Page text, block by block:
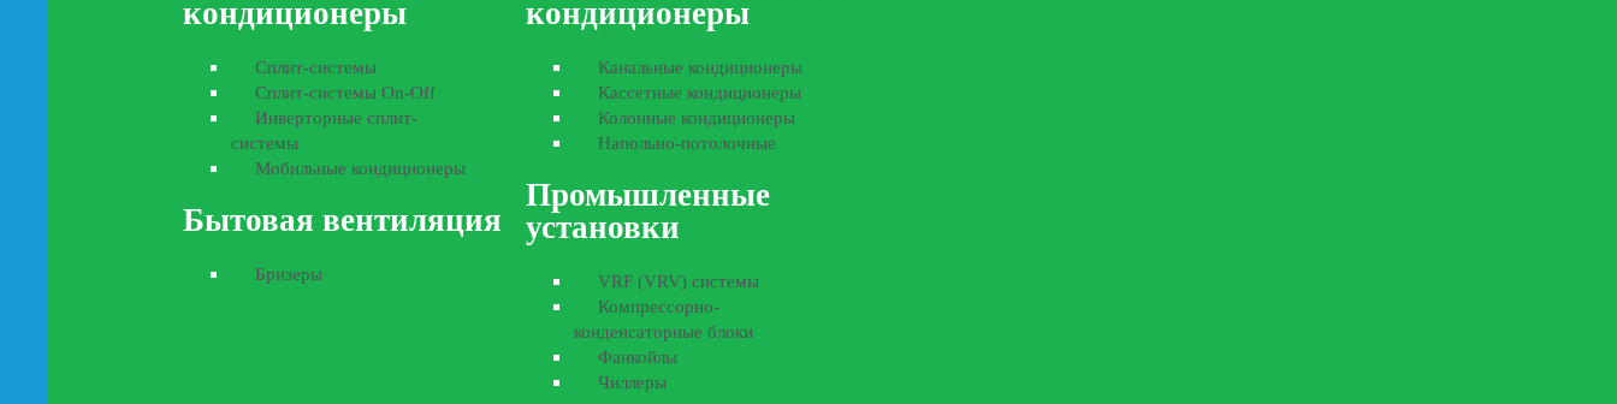
кондиционеры
Сплит-системы
Сплит-системы On-Off
Инверторные сплит-
системы
Мобильные кондиционеры
Бытовая вентиляция
Бризеры
кондиционеры
Канальные кондиционеры
Кассетные кондиционеры
Колонные кондиционеры
Напольно-потолочные
Промышленные
установки
VRF (VRV) системы
Компрессорно-
конденсаторные блоки
Фанкойлы
Чиллеры